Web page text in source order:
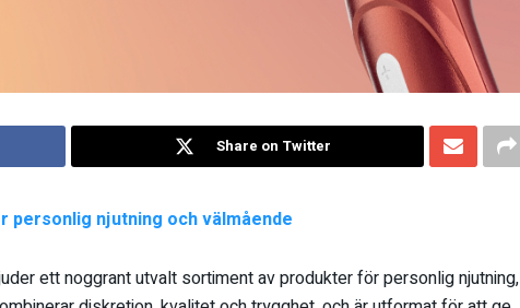
Share on Twitter
njutning och välmående
ett noggrant utvalt sortiment av produkter för personlig njutning,